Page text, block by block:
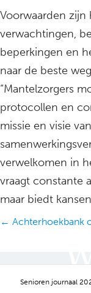
Voorwaarden
verwachtingen,
beperkingen en
naar de beste
“Mantelzorgers
protocollen en
missie en visie
verwelkomen in
vraagt constante
maar biedt
Posts
← Achterhoekbank
Senioren journaal